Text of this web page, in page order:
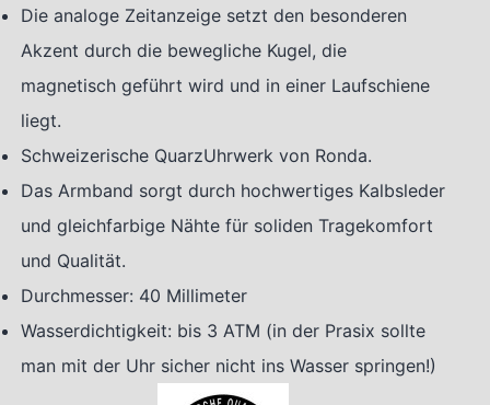
Die analoge Zeitanzeige setzt den besonderen
Akzent durch die bewegliche Kugel, die
magnetisch geführt wird und in einer Laufschiene
liegt.
Schweizerische QuarzUhrwerk von Ronda.
Das Armband sorgt durch hochwertiges Kalbsleder
und gleichfarbige Nähte für soliden Tragekomfort
und Qualität.
Durchmesser: 40 Millimeter
Wasserdichtigkeit: bis 3 ATM (in der Prasix sollte
man mit der Uhr sicher nicht ins Wasser springen!)